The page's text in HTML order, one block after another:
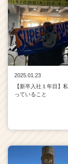
2025.01.23
【新卒入社１年目】
っていること